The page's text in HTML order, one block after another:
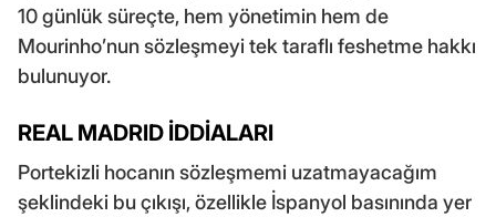
10 günlük süreçte, hem yönetimin hem de
Mourinho’nun sözleşmeyi tek taraflı feshetme hakkı
bulunuyor.
REAL MADRID İDDİALARI
Portekizli hocanın sözleşmemi uzatmayacağım
şeklindeki bu çıkışı, özellikle İspanyol basınında yer